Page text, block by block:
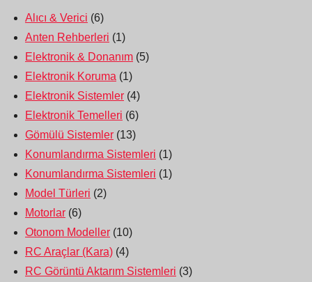
Alıcı & Verici (6)
Anten Rehberleri (1)
Elektronik & Donanım (5)
Elektronik Koruma (1)
Elektronik Sistemler (4)
Elektronik Temelleri (6)
Gömülü Sistemler (13)
Konumlandırma Sistemleri (1)
Konumlandırma Sistemleri (1)
Model Türleri (2)
Motorlar (6)
Otonom Modeller (10)
RC Araçlar (Kara) (4)
RC Görüntü Aktarım Sistemleri (3)